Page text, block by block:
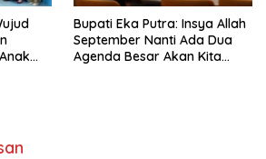
Bupati Eka Putra: Insya Allah
September Nanti Ada Dua
Agenda Besar Akan Kita